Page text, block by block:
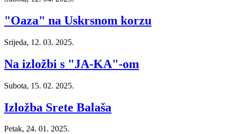
"Oaza" na Uskrsnom korzu
Srijeda, 12. 03. 2025.
Na izložbi s "JA-KA"-om
Subota, 15. 02. 2025.
Izložba Srete Balaša
Petak, 24. 01. 2025.